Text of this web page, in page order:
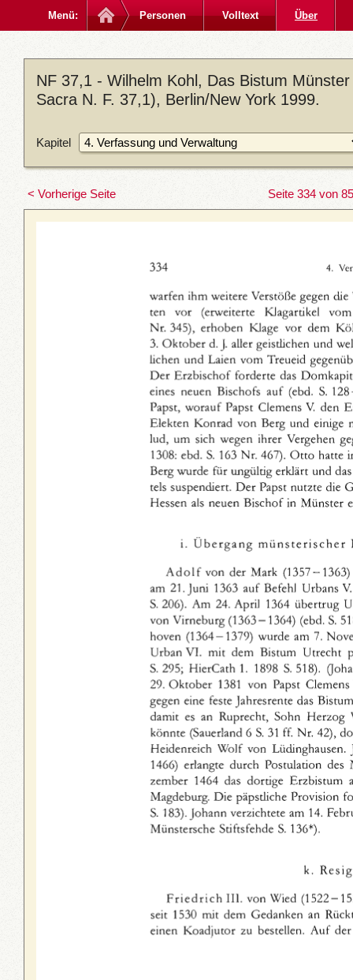
Menü: Personen Volltext Über
NF 37,1 - Wilhelm Kohl, Das Bistum
Sacra N. F. 37,1), Berlin/New York 1999.
Kapitel
< Vorherige Seite Seite 334 von